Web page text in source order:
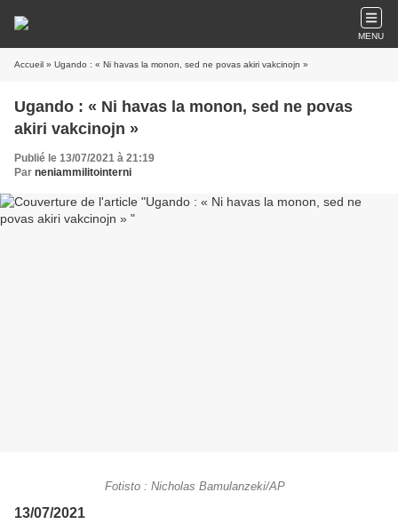
MENU
Accueil » Ugando : « Ni havas la monon, sed ne povas akiri vakcinojn »
Ugando : « Ni havas la monon, sed ne povas
akiri vakcinojn »
Publié le 13/07/2021 à 21:19
Par neniammilitointerni
Fotisto : Nicholas Bamulanzeki/AP
13/07/2021